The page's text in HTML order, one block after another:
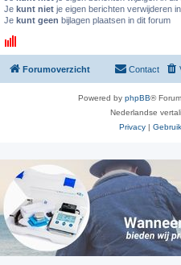
Je kunt niet je eigen berichten verwijderen
Je kunt geen bijlagen plaatsen in dit forum
Forumoverzicht Contact
Powered by phpBB®
Nederlandse
Privacy |